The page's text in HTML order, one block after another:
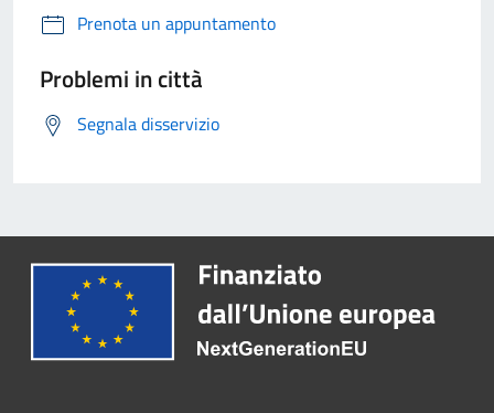
Prenota un appuntamento
Problemi in città
Segnala disservizio